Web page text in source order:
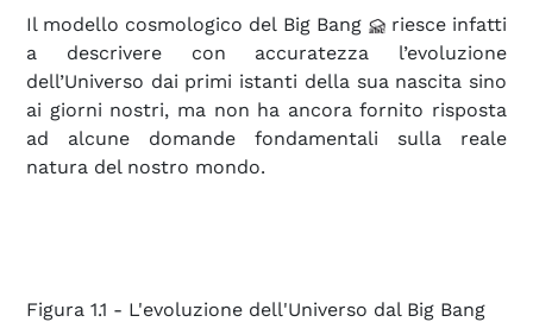
Il modello cosmologico del Big Bang
riesce infatti
a descrivere con accuratezza l’evoluzione
dell’Universo dai primi istanti della sua nascita sino
ai giorni nostri, ma non ha ancora fornito risposta
ad alcune domande fondamentali sulla reale
natura del nostro mondo.
Figura 1.1 - L'evoluzione dell'Universo dal Big Bang